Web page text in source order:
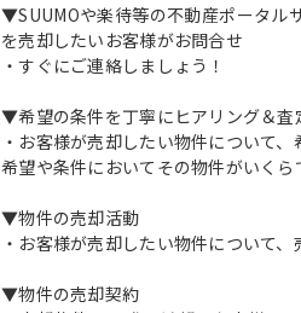
▼SUUMOや楽待等の不動産ポータル
を売却したいお客様がお問合せ
・すぐにご連絡しましょう！
▼希望の条件を丁寧にヒアリング＆査
・お客様が売却したい物件について
希望や条件においてその物件がいくら
▼物件の売却活動
・お客様が売却したい物件について
▼物件の売却契約